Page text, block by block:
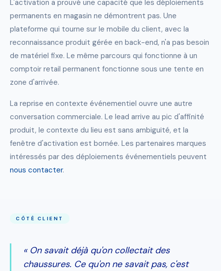
L'activation a prouvé une capacité que les déploiements
permanents en magasin ne démontrent pas. Une
plateforme qui tourne sur le mobile du client, avec la
reconnaissance produit gérée en back-end, n'a pas besoin
de matériel fixe. Le même parcours qui fonctionne à un
comptoir retail permanent fonctionne sous une tente en
zone d'arrivée.
La reprise en contexte événementiel ouvre une autre
conversation commerciale. Le lead arrive au pic d'affinité
produit, le contexte du lieu est sans ambiguïté, et la
fenêtre d'activation est bornée. Les partenaires marques
intéressés par des déploiements événementiels peuvent
nous contacter.
CÔTÉ CLIENT
« On savait déjà qu'on collectait des
chaussures. Ce qu'on ne savait pas, c'est